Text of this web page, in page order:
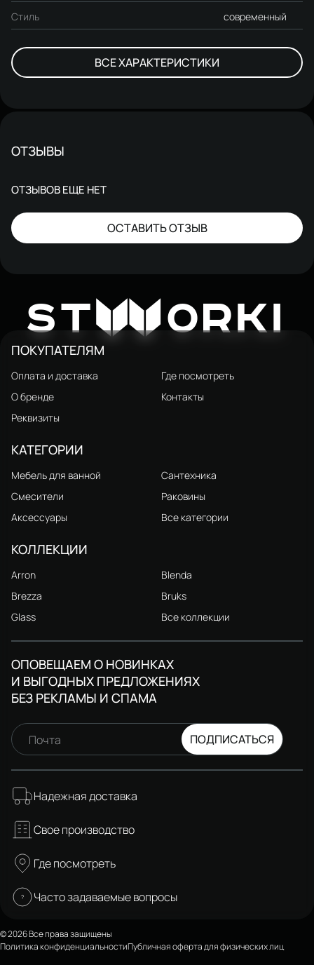
Стиль современный
ВСЕ ХАРАКТЕРИСТИКИ
ОТЗЫВЫ
ОТЗЫВОВ ЕЩЕ НЕТ
ОСТАВИТЬ ОТЗЫВ
STW ORKI
ПОКУПАТЕЛЯМ
Оплата и доставка
Где посмотреть
О бренде
Контакты
Реквизиты
КАТЕГОРИИ
Мебель для ванной
Сантехника
Смесители
Раковины
Аксессуары
Все категории
КОЛЛЕКЦИИ
Arron
Blenda
Brezza
Bruks
Glass
Все коллекции
ОПОВЕЩАЕМ О НОВИНКАХ
И ВЫГОДНЫХ ПРЕДЛОЖЕНИЯХ
БЕЗ РЕКЛАМЫ И СПАМА
Почта ПОДПИСАТЬСЯ
Надежная доставка
Свое производство
Где посмотреть
Часто задаваемые вопросы
© 2026 Все права защищены
Политика конфиденциальностиПубличная оферта для физических лиц